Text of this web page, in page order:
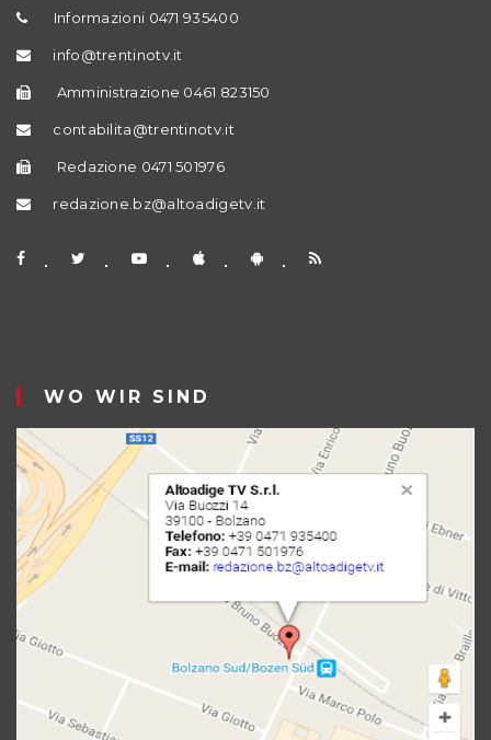
Informazioni 0471 935400
info@trentinotv.it
Amministrazione 0461 823150
contabilita@trentinotv.it
Redazione 0471 501976
redazione.bz@altoadigetv.it
WO WIR SIND